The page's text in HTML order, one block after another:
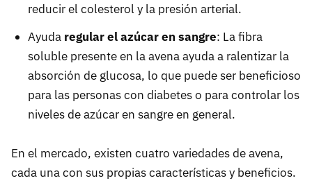
reducir el colesterol y la presión arterial.
Ayuda regular el azúcar en sangre: La fibra
soluble presente en la avena ayuda a ralentizar la
absorción de glucosa, lo que puede ser beneficioso
para las personas con diabetes o para controlar los
niveles de azúcar en sangre en general.
En el mercado, existen cuatro variedades de avena,
cada una con sus propias características y beneficios.